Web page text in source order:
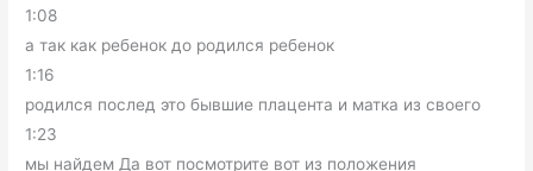
1:08
а так как ребенок до родился ребенок
1:16
родился послед это бывшие плацента и матка из своего
1:23
мы найдем Да вот посмотрите вот из положения